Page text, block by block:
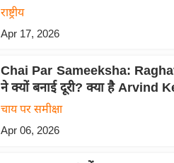
राष्ट्रीय
Apr 17, 2026
Chai Par Sameeksha:
ने क्यों बनाई दूरी? क्या है Arvind
चाय पर समीक्षा
Apr 06, 2026